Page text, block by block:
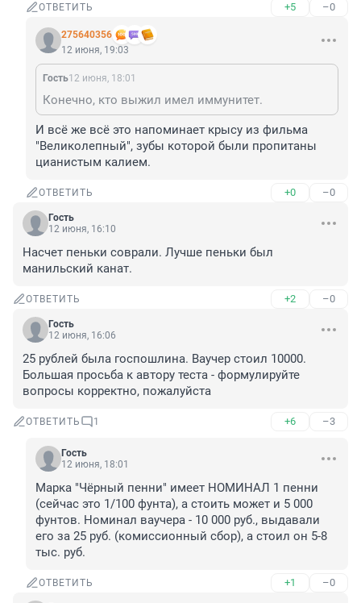
ОТВЕТИТЬ +5 –0
275640356
12 июня, 19:03
Гость12 июня, 18:01
Конечно, кто выжил имел иммунитет.
И всё же всё это напоминает крысу из фильма
"Великолепный", зубы которой были пропитаны
цианистым калием.
ОТВЕТИТЬ +0 –0
Гость
12 июня, 16:10
Насчет пеньки соврали. Лучше пеньки был
манильский канат.
ОТВЕТИТЬ +2 –0
Гость
12 июня, 16:06
25 рублей была госпошлина. Ваучер стоил 10000.
Большая просьба к автору теста - формулируйте
вопросы корректно, пожалуйста
ОТВЕТИТЬ 1 +6 –3
Гость
12 июня, 18:01
Марка "Чёрный пенни" имеет НОМИНАЛ 1 пенни
(сейчас это 1/100 фунта), а стоить может и 5 000
фунтов. Номинал ваучера - 10 000 руб., выдавали
его за 25 руб. (комиссионный сбор), а стоил он 5-8
тыс. руб.
ОТВЕТИТЬ +1 –0